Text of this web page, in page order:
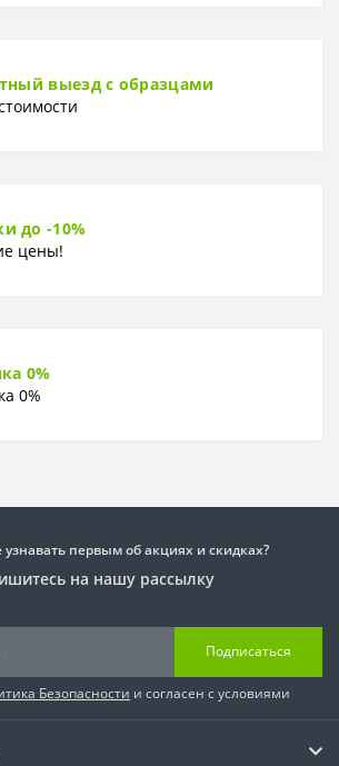
выезд с образцами
до -10%
цены!
0%
0%
узнавать первым об акциях и скидках?
на нашу рассылку
Подписаться
Безопасности и согласен с условиями